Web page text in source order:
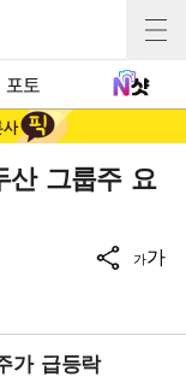
포토
산 그룹주 요
가가
가 급등락